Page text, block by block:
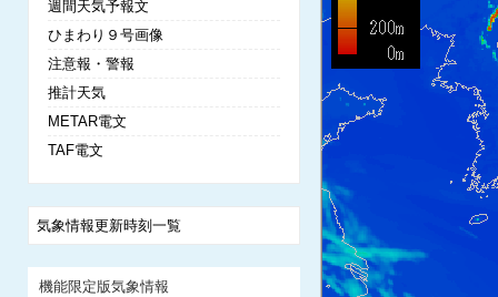
週間天気予報文
ひまわり９号画像
注意報・警報
推計天気
METAR電文
TAF電文
気象情報更新時刻一覧
機能限定版気象情報